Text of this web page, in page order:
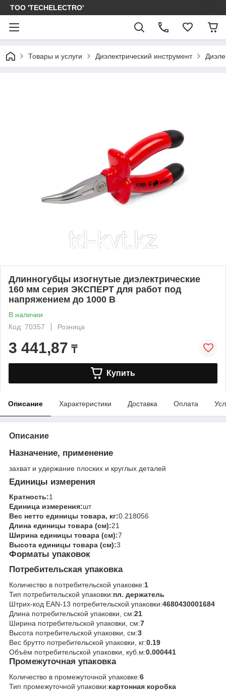
ТОО 'TECHELECTRO'
Товары и услуги Диэлектрический инструмент
Длинногубцы изогнутые диэлектрические
160 мм серия ЭКСПЕРТ для работ под
напряжением до 1000 В
В наличии
Код: 70357
Розница
3 441,87 ₸
Купить
Описание Характеристики Доставка Оплата
Описание
Назначение, применение
захват и удержание плоских и круглых деталей
Единицы измерения
Кратность:1
Единица измерения:шт
Вес нетто единицы товара, кг:0.218056
Длина единицы товара (см):21
Ширина единицы товара (см):7
Высота единицы товара (см):3
Форматы упаковок
Потребительская упаковка
Количество в потребительской упаковке:1
Тип потребительской упаковки:пл. держатель
Штрих-код EAN-13 потребительской упаковки:4680430001684
Длина потребительской упаковки, см:21
Ширина потребительской упаковки, см:7
Высота потребительской упаковки, см:3
Вес брутто потребительской упаковки, кг:0.19
Объём потребительской упаковки, куб.м:0.000441
Промежуточная упаковка
Количество в промежуточной упаковке:6
Тип промежуточной упаковки:картонная коробка